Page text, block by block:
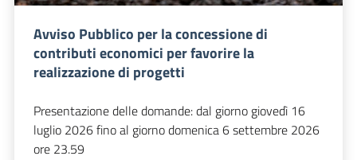
Avviso Pubblico per la concessione di
contributi economici per favorire la
realizzazione di progetti
Presentazione delle domande: dal giorno giovedì 16
luglio 2026 fino al giorno domenica 6 settembre 2026
ore 23.59